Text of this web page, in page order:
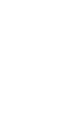
provincia